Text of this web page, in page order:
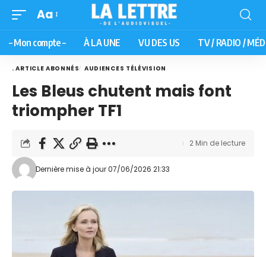
Aa
– Mon compte – À LA UNE VU DES US TV / RADIO /
. ARTICLE ABONNÉS AUDIENCES TÉLÉVISION
Les Bleus chutent mais font
triompher TF1
Dernière mise à jour 07/06/2026 21:33
2 Min de lecture